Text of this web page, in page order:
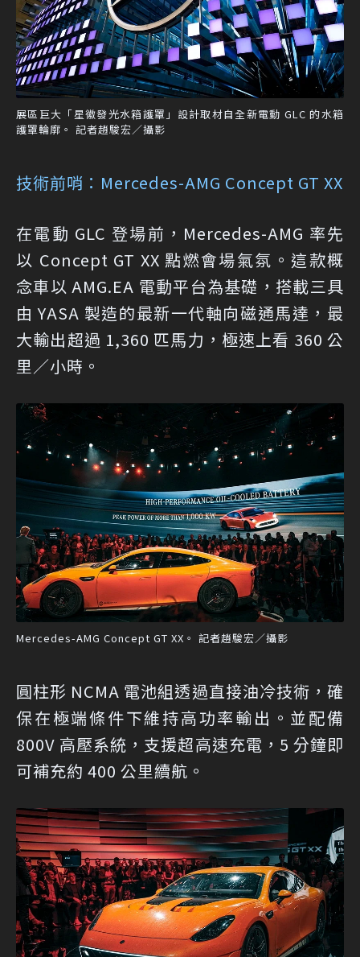
展區巨大「星徽發光水箱護罩」設計取材自全新電動 GLC 的水箱
護罩輪廓。 記者趙駿宏／攝影
技術前哨：Mercedes-AMG Concept GT XX
在電動 GLC 登場前，Mercedes-AMG 率先
以 Concept GT XX 點燃會場氣氛。這款概
念車以 AMG.EA 電動平台為基礎，搭載三具
由 YASA 製造的最新一代軸向磁通馬達，最
大輸出超過 1,360 匹馬力，極速上看 360 公
里／小時。
Mercedes-AMG Concept GT XX。 記者趙駿宏／攝影
圓柱形 NCMA 電池組透過直接油冷技術，確
保在極端條件下維持高功率輸出。並配備
800V 高壓系統，支援超高速充電，5 分鐘即
可補充約 400 公里續航。